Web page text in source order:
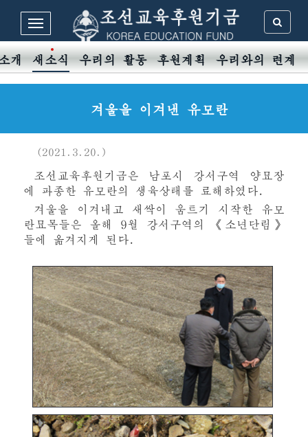
개 새소식 우리의 활동 후원계획 우리와의 련계
겨울을 이겨낸 유모란
(2021.3.20.)
조선교육후원기금은 남포시 강서구역 양묘장
에 파종한 유모란의 생육상태를 료해하였다.
겨울을 이겨내고 새싹이 움트기 시작한 유모
란묘목들은 올해 9월 강서구역의 《소년단림》
들에 옮겨지게 된다.